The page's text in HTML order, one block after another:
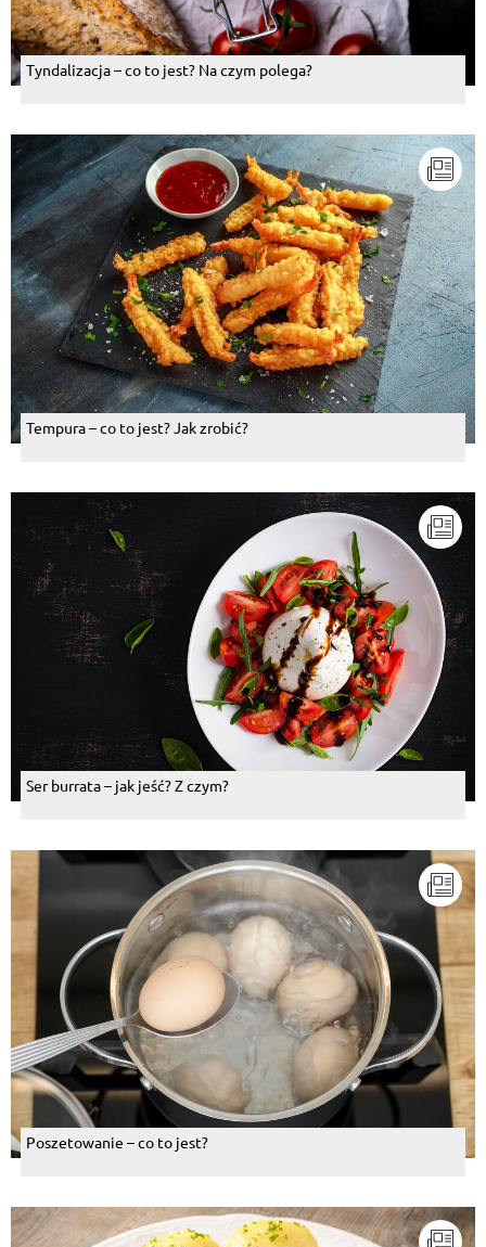
Tyndalizacja – co to jest? Na czym polega?
Tempura – co to jest? Jak zrobić?
Ser burrata – jak jeść? Z czym?
Poszetowanie – co to jest?